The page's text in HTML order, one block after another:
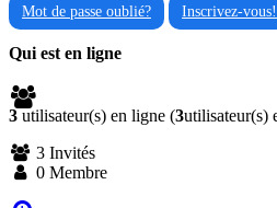
Mot de passe oublié? Inscrivez-vous!
Qui est en ligne
3 utilisateur(s) en ligne (3utilisateur(s)
3 Invités
0 Membre